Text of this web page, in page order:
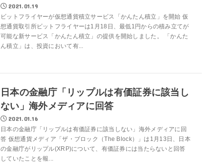
2021.01.19
ビットフライヤーが仮想通貨積立サービス「かんたん積立」を開始 仮
想通貨取引所ビットフライヤーは1月18日、最低1円からの積み立てが
可能な新サービス「かんたん積立」の提供を開始しました。 「かんた
ん積立」は、投資において有...
日本の金融庁「リップルは有価証券に該当し
ない」海外メディアに回答
2021.01.16
日本の金融庁「リップルは有価証券に該当しない」海外メディアに回
答 仮想通貨メディア「ザ・ブロック（The Block）」は1月13日、日本
の金融庁がリップル(XRP)について、有価証券には当たらないと回答
していたことを報...